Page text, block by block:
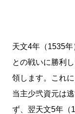
天文4年（1535
との戦いに勝利
領します。これ
当主少弐資元は
ず、翌天文5年（